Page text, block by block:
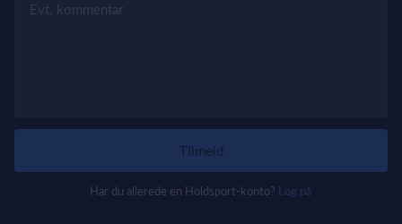
Evt. kommentar
Tilmeld
Har du allerede en Holdsport-konto? Log på